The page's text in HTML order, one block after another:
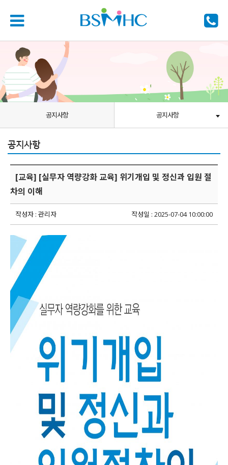
공지사항 공지사항
공지사항
[교육] [실무자 역량강화 교육] 위기개입 및 정신과 입원 절
차의 이해
작성자 : 관리자 작성일 : 2025-07-04 10:00:00